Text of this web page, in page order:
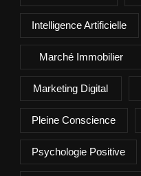
Intelligence Artificielle
Marché Immobilier
Marketing Digital
Pleine Conscience
Psychologie Positive